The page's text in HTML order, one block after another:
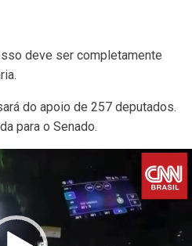
deve ser completamente
do apoio de 257 deputados.
para o Senado.